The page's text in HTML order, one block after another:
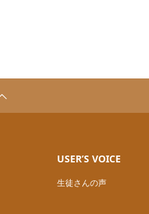
USER’S VOICE
生徒さんの声